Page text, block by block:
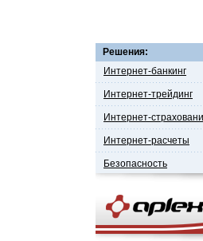
Решения:
Интернет-банкинг
Интернет-трейдинг
Интернет-
Интернет-расчеты
Безопасность